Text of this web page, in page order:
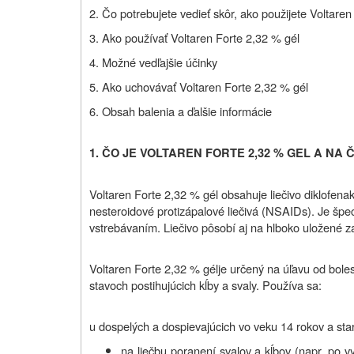
2. Čo potrebujete vedieť skôr, ako použijete
3. Ako používaťVoltaren Forte 2,32 %gél
4. Možné vedľajšie účinky
5. Ako uchovávaťVoltaren Forte 2,32 %gél
6. Obsah balenia a ďalšie informácie
1. ČO JE VOLTAREN FORTE 2,32 % GEL A NA
Voltaren Forte 2,32 % gél obsahuje liečivo
nesteroidové protizápalové liečivá (NSAIDs). Je
vstrebávaním. Liečivo pôsobí aj na hlboko uložené
Voltaren Forte 2,32 % gélje určený na úľavu od
stavoch postihujúcich kĺby a svaly. Používa sa:
u dospelých a dospievajúcich vo veku 14 rokov a
na liečbu poranení svalov a kĺbov (napr. po